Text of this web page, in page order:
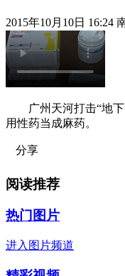
2015年10月10日 16:24
广州天河打击“地下”
用性药当成麻药。
分享
阅读推荐
热门图片
进入图片频道